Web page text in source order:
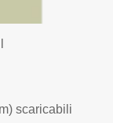
scaricabili